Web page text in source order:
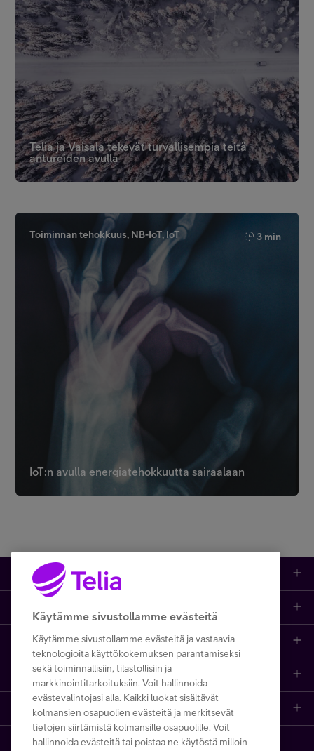
Telia ja Vaisala tekevät turvallisempia teitä
antureiden avulla
Toiminnan tehokkuus, NB-IoT, IoT 3 min
IoT:n avulla energiatehokkuutta sairaalaan
Tuotteet
IT-palvelut
Yrittäjän palvelut
Julkishallinnolle
Wholesale
Etusivu
Yhteystiedot
Paikalliset yritysmyyjät
Viat ja häiriöt
Opi ja inspiroidu
Kaikki sisällöt
Artikkelit
Referenssit
Telia
Telia
Telia Cygate
Telia Finland
Telia yrityksenä
Käytämme sivustollamme evästeitä
Käytämme sivustollamme evästeitä ja vastaavia
teknologioita käyttökokemuksen parantamiseksi
sekä toiminnallisiin, tilastollisiin ja
markkinointitarkoituksiin. Voit hallinnoida
evästevalintojasi alla. Kaikki luokat sisältävät
kolmansien osapuolien evästeitä ja merkitsevät
tietojen siirtämistä kolmansille osapuolille. Voit
hallinnoida evästeitä tai poistaa ne käytöstä milloin